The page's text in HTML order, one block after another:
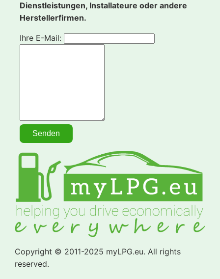
Dienstleistungen, Installateure oder andere
Herstellerfirmen.
Ihre E-Mail:
Copyright © 2011-2025 myLPG.eu. All rights
reserved.